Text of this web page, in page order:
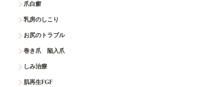
爪白癬
乳房のしこり
お尻のトラブル
巻き爪 陥入爪
しみ治療
肌再生FGF